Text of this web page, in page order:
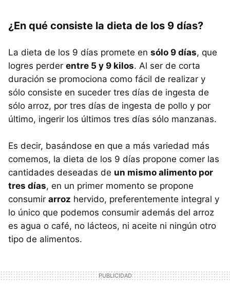
¿En qué consiste la dieta de los 9 días?
La dieta de los 9 días promete en sólo 9 días, que
logres perder entre 5 y 9 kilos. Al ser de corta
duración se promociona como fácil de realizar y
sólo consiste en suceder tres días de ingesta de
sólo arroz, por tres días de ingesta de pollo y por
último, ingerir los últimos tres días sólo manzanas.
Es decir, basándose en que a más variedad más
comemos, la dieta de los 9 días propone comer las
cantidades deseadas de un mismo alimento por
tres días, en un primer momento se propone
consumir arroz hervido, preferentemente integral y
lo único que podemos consumir además del arroz
es agua o café, no lácteos, ni aceite ni ningún otro
tipo de alimentos.